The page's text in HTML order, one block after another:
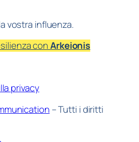
vostra influenza.
conArkeionis
privacy
– Tutti i diritti